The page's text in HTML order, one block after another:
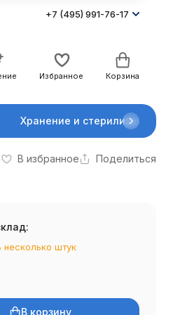
+7 (495) 991-76-17
Избранное Корзина
Хранение и стерилизация
В избранное Поделиться
несколько штук
В корзину